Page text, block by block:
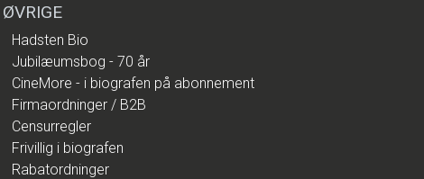
ØVRIGE
Hadsten Bio
Jubilæumsbog - 70 år
CineMore - i biografen på abonnement
Firmaordninger / B2B
Censurregler
Frivillig i biografen
Rabatordninger